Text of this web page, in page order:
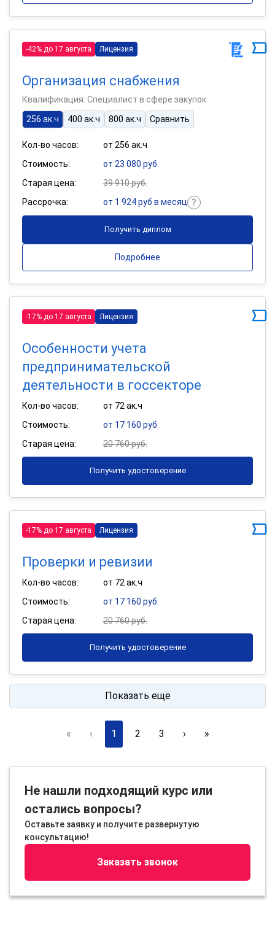
-42% до 17 августа Лицензия
Организация снабжения
Квалификация: Специалист в сфере закупок
256 ак.ч
400 ак.ч 800 ак.ч Сравнить
Кол-во часов:
от 256 ак.ч
Стоимость:
от 23 080 руб.
Старая цена:
39 910 руб.
Рассрочка:
от 1 924 руб в месяц
Получить диплом
Подробнее
-17% до 17 августа Лицензия
Особенности учета
предпринимательской
деятельности в госсекторе
Кол-во часов:
от 72 ак.ч
Стоимость:
от 17 160 руб.
Старая цена:
20 760 руб.
Получить удостоверение
-17% до 17 августа Лицензия
Проверки и ревизии
Кол-во часов:
от 72 ак.ч
Стоимость:
от 17 160 руб.
Старая цена:
20 760 руб.
Получить удостоверение
Показать ещё
« ‹ 1 2 3 › »
Не нашли подходящий курс или
остались вопросы?
Оставьте заявку и получите развернутую
консультацию!
Заказать звонок